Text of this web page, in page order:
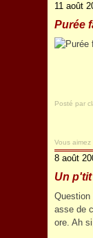
11 août
Purée
Posté par
Vous aimez
8 août
Un
Question
asse de
ore. Ah